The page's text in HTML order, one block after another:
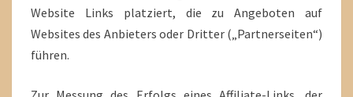
Website Links platziert, die zu Angeboten auf
Websites des Anbieters oder Dritter („Partnerseiten“)
führen.